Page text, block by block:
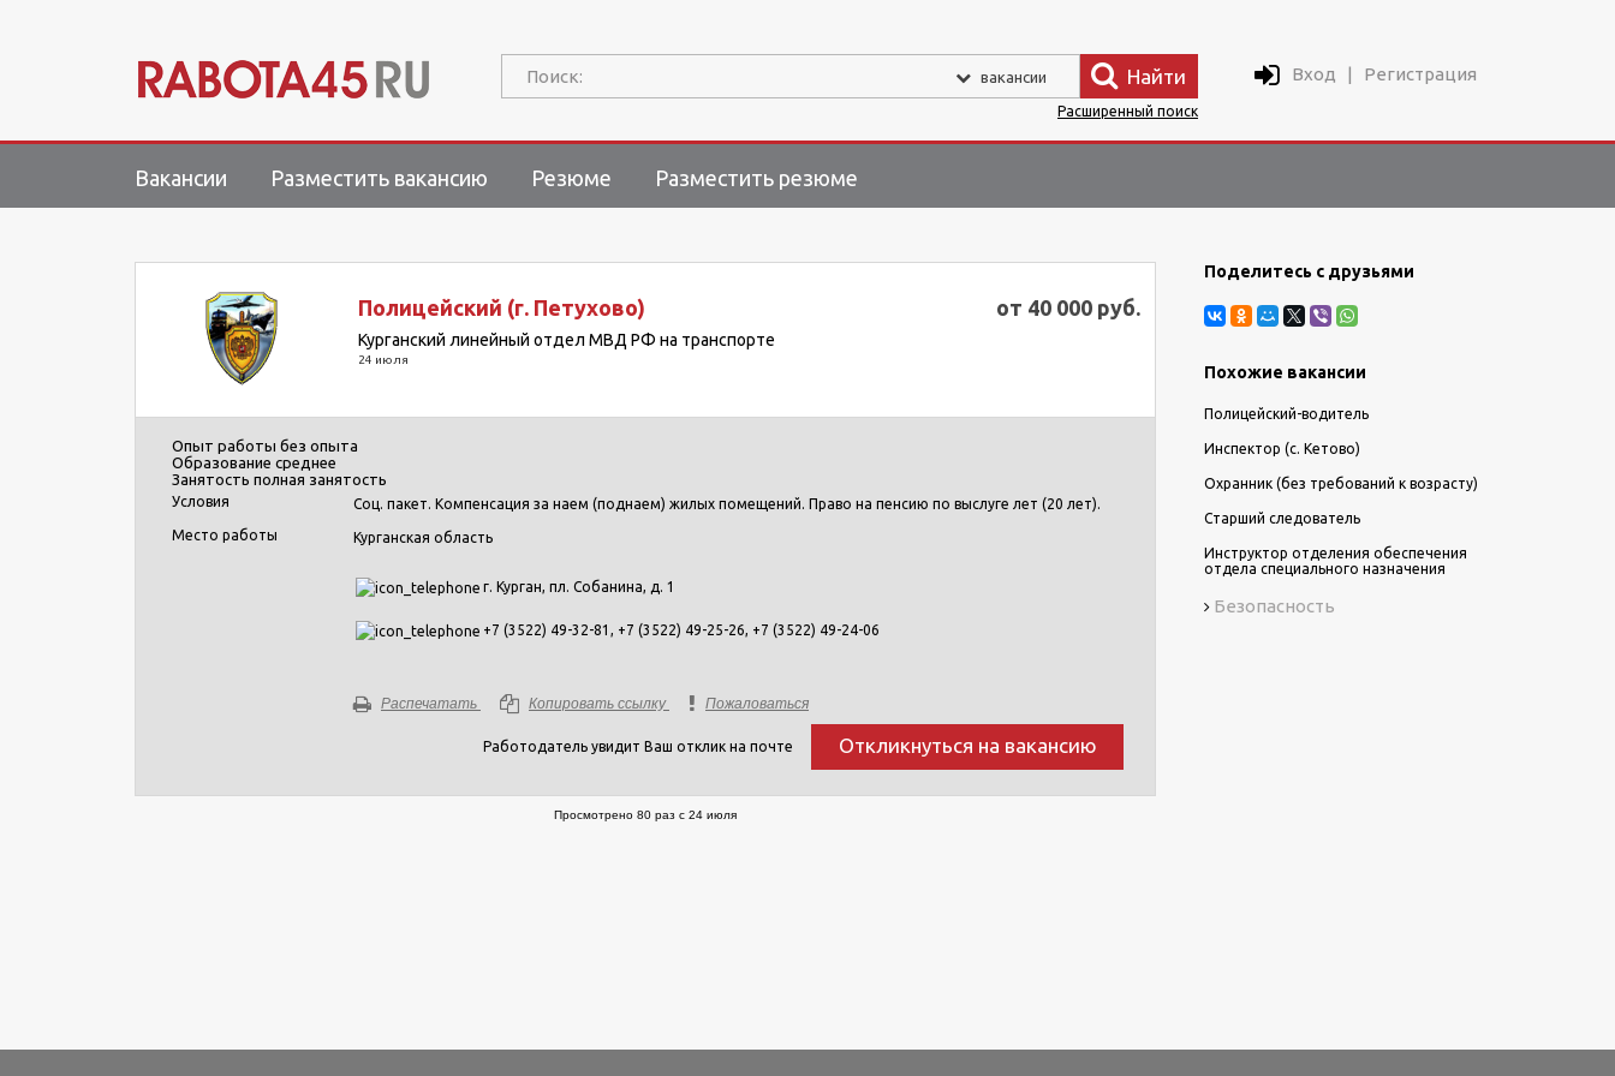
Поиск: вакансии Найти Вход | Регистрация
Расширенный поиск
Вакансии Разместить вакансию Резюме Разместить резюме
Полицейский (г. Петухово) от 40 000 руб.
Курганский линейный отдел МВД РФ на транспорте
24 июля
Опыт работы без опыта
Образование среднее
Занятость полная занятость
Условия
Соц. пакет. Компенсация за наем (поднаем) жилых помещений. Право на пенсию по выслуге лет (20 лет).
Место работы
Курганская область
г. Курган, пл. Собанина, д. 1
+7 (3522) 49-32-81, +7 (3522) 49-25-26, +7 (3522) 49-24-06
Распечатать Копировать ссылку Пожаловаться
Работодатель увидит Ваш отклик на почте Откликнуться на вакансию
Просмотрено 80 раз с 24 июля
Поделитесь с друзьями
Похожие вакансии
Полицейский-водитель
Инспектор (с. Кетово)
Охранник (без требований к возрасту)
Старший следователь
Инструктор отделения обеспечения
отдела специального назначения
Безопасность